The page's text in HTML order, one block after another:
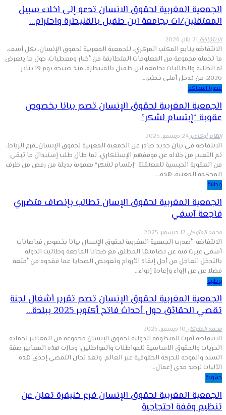
الجمعية المغربية لحقوق الانسان تدعو إلى اخلاء سبيل
المعتقلين/ات بجامعة ابن طفيل بالقنيطرة واحترام…
الانتفاضة21 يناير, 2026
الانتفاضة يتابع المكتب المركزي، للجمعية المغربية لحقوق الإنسان، بكل أسف،
ما تحمله مجموعة من المعلومات المتطابقة من أخبار ومعطيات، حول ما يتعرض
له الطلبة والطالبات بجامعة ابن طفيل بالقنيطرة، منذ صبيحة يوم 19 يناير
2026، من تدخل أمني خطير،…
قضايا المحاكم
الجمعية المغربية لحقوق الإنسان تصدر بيانا بخصوص
عقوبة “إبتسام لشكر”
إلهام أوكادير24 ديسمبر, 2025
الانتفاضة في بيان جديد صادر عن الجمعية المغربية لحقوق الإنسان_فرع الرباط،
تم التعبير من خلاله عن موقفهم الإستنكاري، لما طال طلب إستبدال ما تبقى
من العقوبة الحبسية للمعتقلة "إبتسام لشكر" بعقوبة بديلة من رفض من طرف
المحكمة المعنية، هذه…
وطنية
الجمعية المغربية لحقوق الإسان تطالب بإنصاف متضرري
فاجعة آسفي
محمد المتوكل17 ديسمبر, 2025
الانتفاضة أصدرت الجمعية المغربية لحقوق الإنسان بيانا بخصوص فياضانات
آسفي عبرت فيه عن تضامنها المطلق مع ضحايا الفاجعة وطالبت الدولة
بالتدخل العاجل من أجل إنقاذ الأرواح وتعويض الضحايا عما فقدوه من أمتعة
فضلا عن عن اإواء وإعادة إيواء…
وطنية
الجمعية المغربية لحقوق الإنسان تصدر تقرير أشغال لجنة
تقصي الحقائق حول أحداث فاتح أكتوبر 2025 ببلدة…
محمد المتوكل10 ديسمبر, 2025
الانتفاضة أقرت المنظومة الدولية لحقوق الإنسان مجموعة من المعايير لحماية
الحريات والحقوق الأساسية للمواطنات والمواطنين، وحازت هذه المعايير صفة
السند والموجه للحركة الحقوقية عبر العالم. وتعد لجان التقصي إحدى هذه
الآليات لرصد مدى إعمال…
جهوية
الجمعية المغربية لحقوق الإنسان فرع خنيفرة تعلن عن
تنظيم وقفة احتجاجية